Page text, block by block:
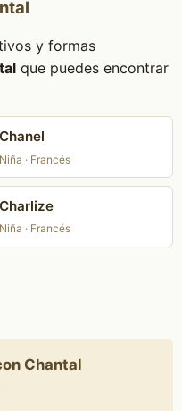
y formas
que puedes encontrar
Chanel
Niña · Francés
Charlize
Niña · Francés
Chantal